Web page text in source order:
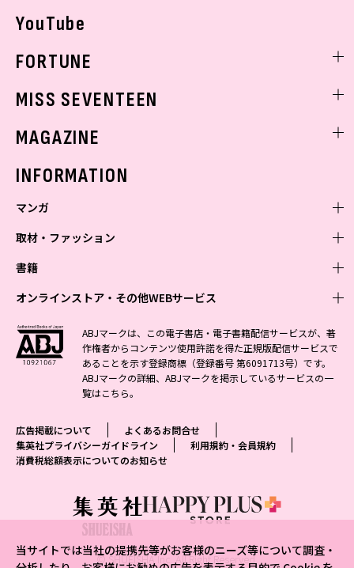
当サイトでは当社の提携先等がお客様のニーズ等について調査・
YouTube
FORTUNE
MISS SEVENTEEN
MAGAZINE
INFORMATION
マンガ
少年マンガ
Vジャンプ
最強ジャンプ
少年ジャンプ+
ジャンプTOON
ジャンプルーキー！
S-MANGA
集英社コミック文庫
青年マンガ
ZEBRACK
S-MANGA
集英社ジャンプリミックス
週刊ヤングジャンプ
ヤングジャンプ定期購読デジタル
となりのヤングジャンプ
グランドジャンプ
ウルトラジャンプ
少女マンガ
ZEBRACK
S-MANGA
集英社コミック文庫
マーガレット
別冊マーガレット
リマコミ
マンガMeets
女性マンガ
ジャンプTOON
集英社コミック文庫
マンガMee公式サイト
リマコミ
office YOU
取材・ファッション
ファッション・美容
BAILA
MAQUIA
eclat
T JAPAN
MEN'S NON-NO
集英社オンライン
芸能・情報・スポーツ
週プレNEWS
週プレ グラジャパ!
書籍
文芸・文庫・総合
小説すばる
集英社 文芸ステーション
web 集英社文庫
アジア人物史
学芸・ノンフィクション・新書
1日5分で、明日は変わる よみタイ yomitai
集英社学芸部 - 学芸・ノンフィクション
集英社ビジネス書
集英社新書プラス - 知の水先案内人
kotoba
情報・知識＆オピニオン imidas
ライトノベル・ノベライズ
集英社オレンジ文庫
ダッシュエックス文庫公式サイト
集英社Webマガジン コバルト
集英社の児童図書 S-KIDS.LAND
オンラインストア・その他WEBサービス
オンラインストア
OTO
SHUEISHA MANGA-ART HERITAGE
ジャンプキャラクターズストア
HAPPY PLUS STORE
SHUEISHA VOX
LEEマルシェ
eclat premium
mirabella homme
その他WEBサービス
集英社アドナビ
ABJマークは、この電子書店・電子書籍配信サービスが、著
作権者からコンテンツ使用許諾を得た正規版配信サービスで
あることを示す登録商標（登録番号 第6091713号）です。
ABJマークの詳細、ABJマークを掲示しているサービスの一
覧はこちら。
広告掲載について
よくあるお問合せ
集英社プライバシーガイドライン
利用規約・会員規約
消費税総額表示についてのお知らせ
© SHUEISHA Inc. All Right Reserved.